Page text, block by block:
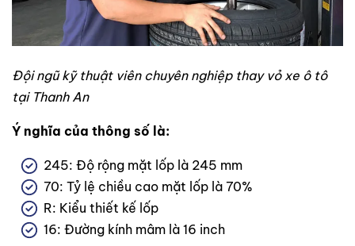
Đội ngũ kỹ thuật viên chuyên nghiệp thay vỏ xe ô tô
tại Thanh An
Ý nghĩa của thông số là:
245: Độ rộng mặt lốp là 245 mm
70: Tỷ lệ chiều cao mặt lốp là 70%
R: Kiểu thiết kế lốp
16: Đường kính mâm là 16 inch